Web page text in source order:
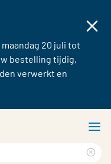
20 juli tot
bestelling tijdig,
verwerkt en